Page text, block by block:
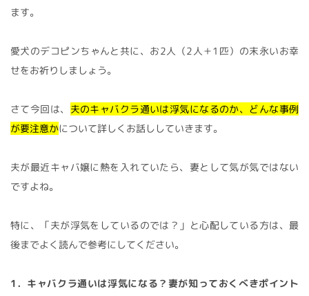
ます。
愛犬のデコピンちゃんと共に、お2人（2人＋1匹）の末永いお幸
せをお祈りしましょう。
さて今回は、 夫のキャバクラ通いは浮気になるのか、どんな事例
が要注意かについて詳しくお話ししていきます。
夫が最近キャバ嬢に熱を入れていたら、妻として気が気ではない
ですよね。
特に、「夫が浮気をしているのでは？」と心配している方は、最
後までよく読んで参考にしてください。
1．キャバクラ通いは浮気になる？妻が知っておくべきポイント